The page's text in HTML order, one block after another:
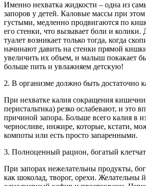
Именно нехватка жидкости – одна из
запоров у детей. Каловые массы при этом
густыми, медленно продвигаются по
его стенки, что вызывает боли и колики.
туалет возникает только тогда, когда
начинают давить на стенки прямой
увеличить их объем, и малыш покакает
больше пить и увлажняем детскую!
2. В организме должно быть достаточно
При нехватке калия сокращения
перистальтика) резко ослабевают, и это
причиной запора. Больше всего калия в
черносливе, инжире, которые, кстати,
компоты или есть просто запаренными.
3. Полноценный рацион, богатый
При запорах нежелательны продукты,
как шоколад, творог, орехи. Желательны